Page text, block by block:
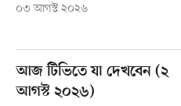
০৩ আগস্ট ২০২৬
আজ টিভিতে যা দেখবেন (২
আগস্ট ২০২৬)